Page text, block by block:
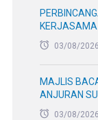
03/08/2026
MAJLIS
ANJURAN
03/08/2026